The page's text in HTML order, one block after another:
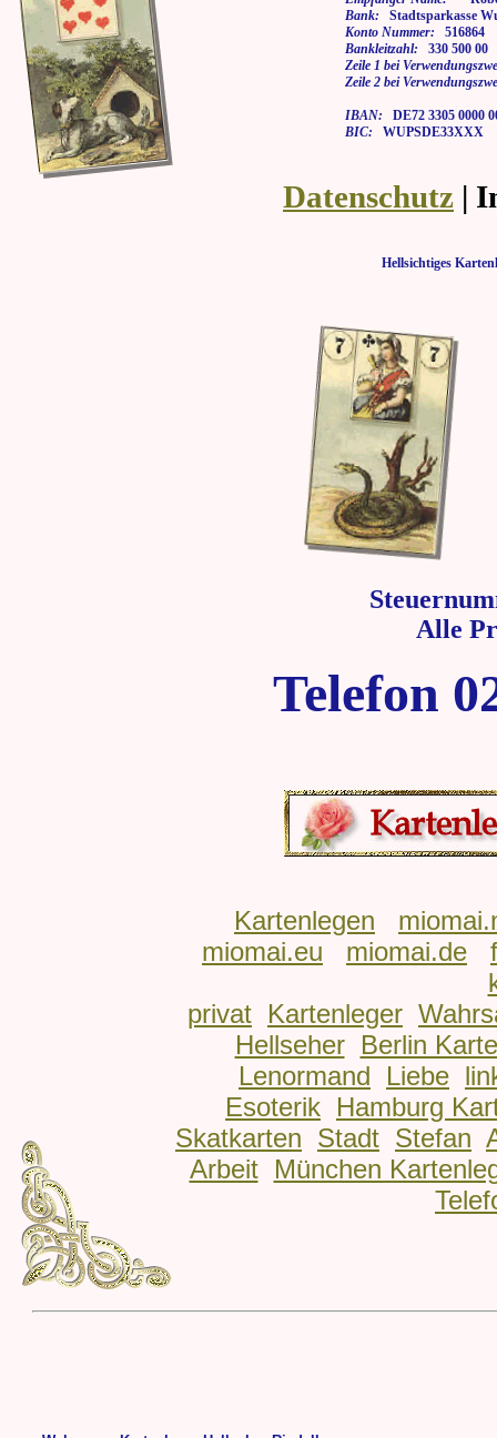
Bank: Stadtsparkasse
Konto Nummer: 516864
Bankleitzahl: 330 500 00
Zeile 1 bei
Zeile 2 bei
IBAN: DE72 3305 0000
BIC: WUPSDE33XXX
Datenschutz |
Hellsichtiges
Alle
Telefon
Kartenlegen
miomai.eu
miomai.de
privat Kartenleger
Hellseher
Berlin
Lenormand
Liebe
Esoterik Hamburg
Skatkarten Stadt Stefan
Arbeit
München